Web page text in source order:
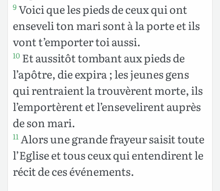
9Voici que les pieds de ceux qui ont
enseveli ton mari sont à la porte et ils
vont t’emporter toi aussi.
10 Et aussitôt tombant aux pieds de
l’apôtre, die expira ; les jeunes gens
qui rentraient la trouvèrent morte, ils
l’emportèrent et l’ensevelirent auprès
de son mari.
11Alors une grande frayeur saisit toute
l’Eglise et tous ceux qui entendirent le
récit de ces événements.